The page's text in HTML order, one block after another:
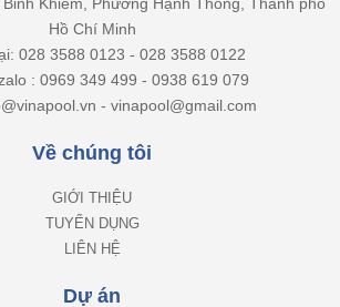
Hồ Chí Minh
028 3588 0123 - 028 3588 0122
: 0969 349 499 - 0938 619 079
- vinapool@gmail.com
Về chúng tôi
GIỚI THIỆU
TUYỂN DỤNG
LIÊN HỆ
Dự án